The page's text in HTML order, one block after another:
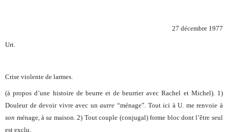
27 décembre 1977
Urt.
Crise violente de larmes.
(à propos d’une histoire de beurre et de beurrier avec Rachel et Michel). 1)
Douleur de devoir vivre avec unautre “ménage”. Tout ici à U. me renvoie à
son ménage, àsa maison. 2) Tout couple (conjugal) forme bloc dont l’être seul
est exclu.